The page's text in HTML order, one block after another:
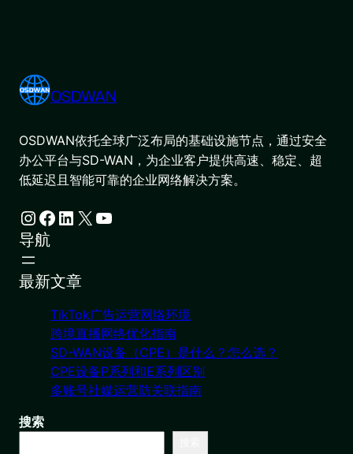
OSDWAN
OSDWAN依托全球广泛布局的基础设施节点，通过安全
办公平台与SD-WAN，为企业客户提供高速、稳定、超
低延迟且智能可靠的企业网络解决方案。
Instagram Facebook LinkedIn X YouTube
导航
最新文章
TikTok广告运营网络环境
跨境直播网络优化指南
SD-WAN设备（CPE）是什么？怎么选？
CPE设备P系列和E系列区别
多账号社媒运营防关联指南
搜索